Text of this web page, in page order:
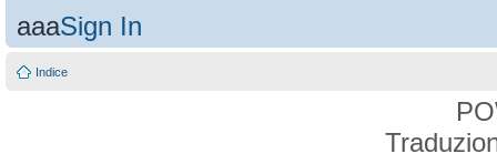
aaaSign In
Indice